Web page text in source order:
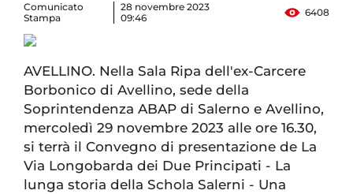
Comunicato
Stampa
28 novembre 2023
09:46
6408
AVELLINO. Nella Sala Ripa dell'ex-Carcere
Borbonico di Avellino, sede della
Soprintendenza ABAP di Salerno e Avellino,
mercoledì 29 novembre 2023 alle ore 16.30,
si terrà il Convegno di presentazione de La
Via Longobarda dei Due Principati - La
lunga storia della Schola Salerni - Una